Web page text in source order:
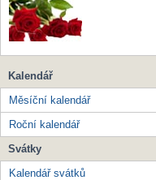
Kalendář
Měsíční kalendář
Roční kalendář
Svátky
Kalendář svátků